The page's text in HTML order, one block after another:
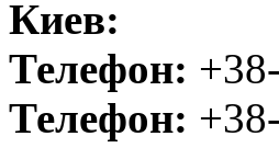
Киев:
Телефон:
Телефон: